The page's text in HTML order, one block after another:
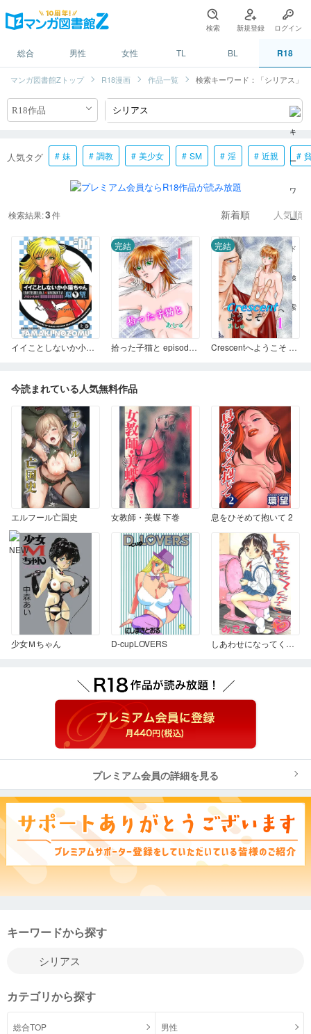
検索 新規登録 ログイン
総合 男性 女性 TL BL R18
マンガ図書館Zトップ R18漫画 作品一覧 検索キーワード：「シリアス」
人気タグ 妹 調教 美少女 SM 淫 近親
検索結果:3件 新着順 人気順
イイことしないか小猫ちゃん 上巻
完結
拾った子猫と episode 1
完結
Crescentへようこそ 第一話 Crescent(クレセント)へようこそ
今読まれている人気無料作品
エルフール亡国史 女教師・美蝶 下巻 息をひそめて抱いて 2
少女Ｍちゃん D-cupLOVERS しあわせになってください…ね
プレミアム会員の詳細を見る
キーワードから探す
カテゴリから探す
総合TOP 男性